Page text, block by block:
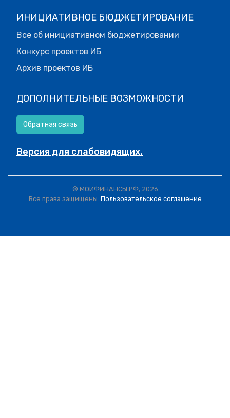
ИНИЦИАТИВНОЕ БЮДЖЕТИРОВАНИЕ
Все об инициативном бюджетировании
Конкурс проектов ИБ
Архив проектов ИБ
ДОПОЛНИТЕЛЬНЫЕ ВОЗМОЖНОСТИ
Обратная связь
Версия для слабовидящих.
© МОИФИНАНСЫ.РФ, 2026
Все права защищены. Пользовательское соглашение